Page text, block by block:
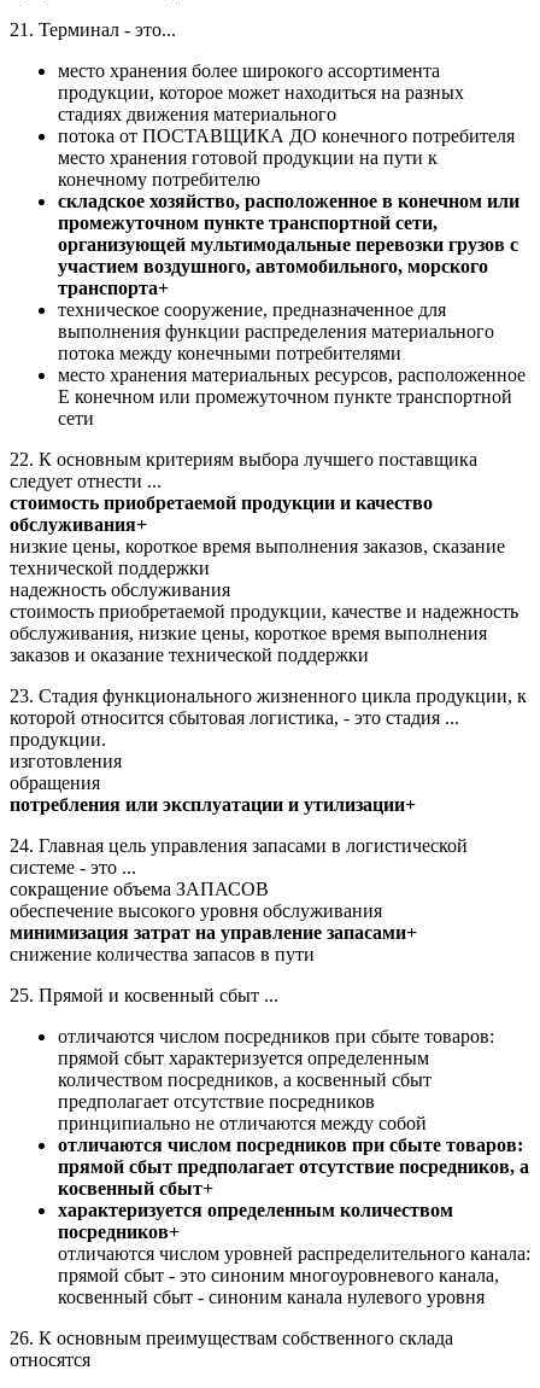
21. Терминал - это...
место хранения более широкого ассортимента
продукции, которое может находиться на разных
стадиях движения материального
потока от ПОСТАВЩИКА ДО конечного потребителя
место хранения готовой продукции на пути к
конечному потребителю
складское хозяйство, расположенное в конечном или
промежуточном пункте транспортной сети,
организующей мультимодальные перевозки грузов с
участием воздушного, автомобильного, морского
транспорта+
техническое сооружение, предназначенное для
выполнения функции распределения материального
потока между конечными потребителями
место хранения материальных ресурсов, расположенное
Е конечном или промежуточном пункте транспортной
сети
22. К основным критериям выбора лучшего поставщика
следует отнести ...
стоимость приобретаемой продукции и качество
обслуживания+
низкие цены, короткое время выполнения заказов, сказание
технической поддержки
надежность обслуживания
стоимость приобретаемой продукции, качестве и надежность
обслуживания, низкие цены, короткое время выполнения
заказов и оказание технической поддержки
23. Стадия функционального жизненного цикла продукции, к
которой относится сбытовая логистика, - это стадия ...
продукции.
изготовления
обращения
потребления или эксплуатации и утилизации+
24. Главная цель управления запасами в логистической
системе - это ...
сокращение объема ЗАПАСОВ
обеспечение высокого уровня обслуживания
минимизация затрат на управление запасами+
снижение количества запасов в пути
25. Прямой и косвенный сбыт ...
отличаются числом посредников при сбыте товаров:
прямой сбыт характеризуется определенным
количеством посредников, а косвенный сбыт
предполагает отсутствие посредников
принципиально не отличаются между собой
отличаются числом посредников при сбыте товаров:
прямой сбыт предполагает отсутствие посредников, а
косвенный сбыт+
характеризуется определенным количеством
посредников+
отличаются числом уровней распределительного канала:
прямой сбыт - это синоним многоуровневого канала,
косвенный сбыт - синоним канала нулевого уровня
26. К основным преимуществам собственного склада
относятся